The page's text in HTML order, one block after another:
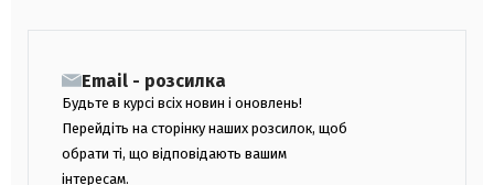
Email - розсилка
Будьте в курсі всіх новин і оновлень!
Перейдіть на сторінку наших розсилок, щоб
обрати ті, що відповідають вашим
інтересам.